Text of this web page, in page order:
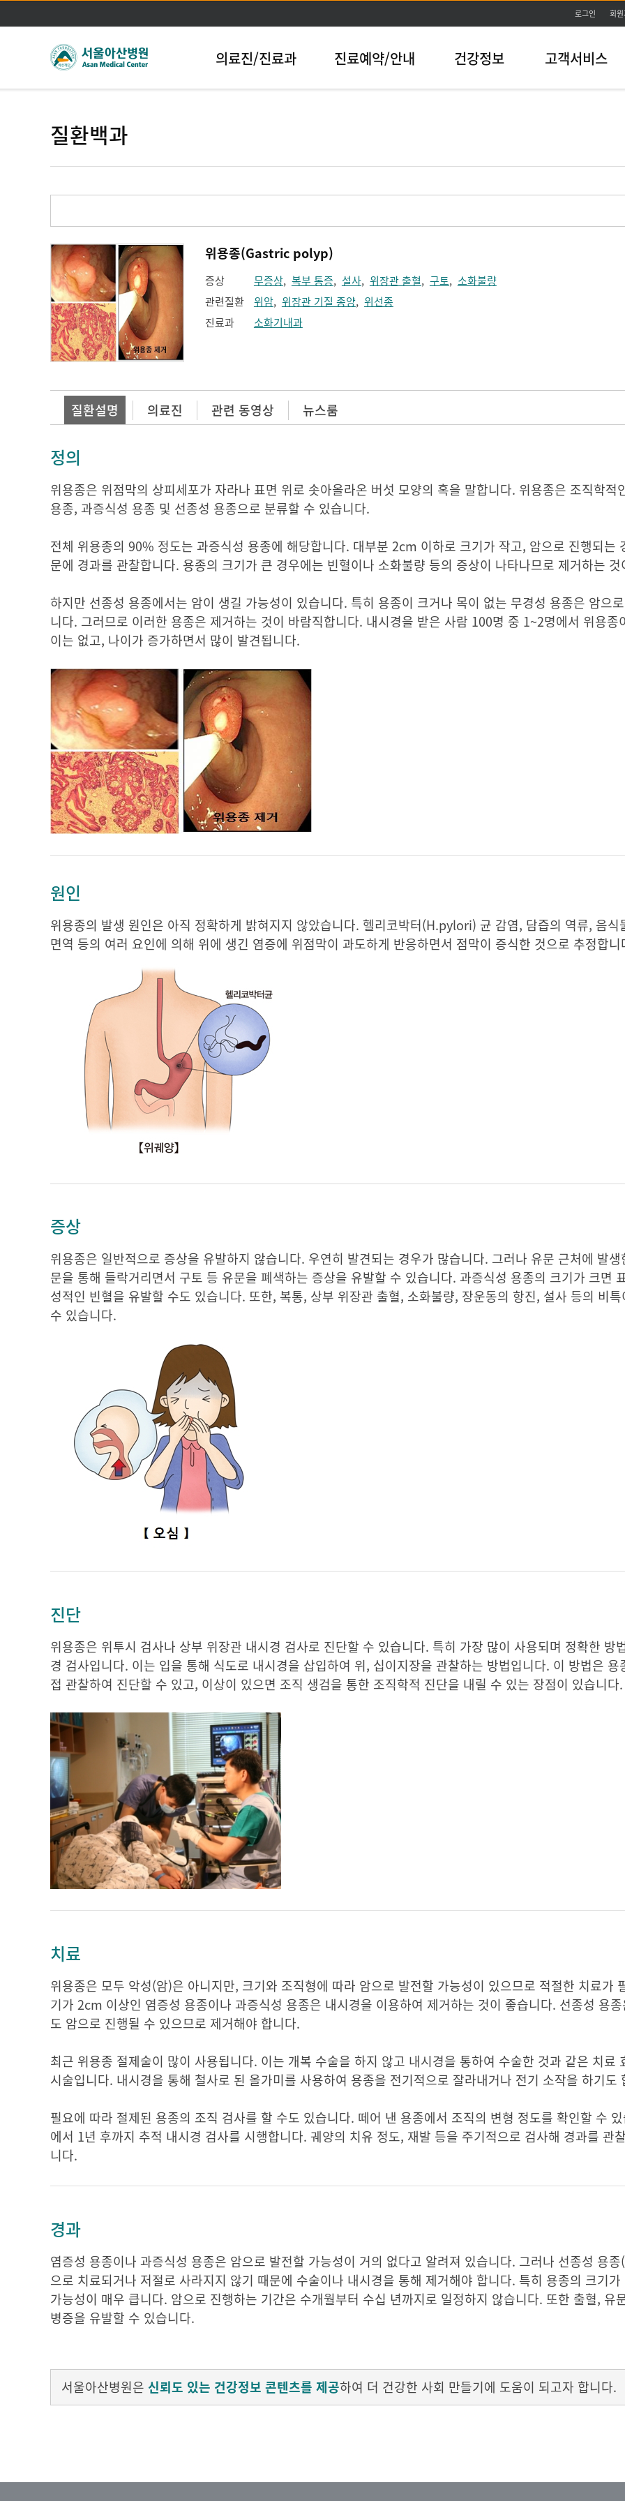
본문바로가기
로그인 회
의료진/진료과 진료예약/안내 건강정보 고객서비스
질환백과
위용종(Gastric polyp)
증상 무증상, 복부 통증, 설사, 위장관 출혈, 구토, 소화불량
관련질환
위암, 위장관 기질 종양, 위선종
진료과
소화기내과
질환설명 의료진 관련 동영상 뉴스룸
정의
위용종은 위점막의 상피세포가 자라나 표면 위로 솟아올라온 버섯 모양의 혹을 말합니다. 위용종은 조직학적
용종, 과증식성 용종 및 선종성 용종으로 분류할 수 있습니다.
전체 위용종의 90% 정도는 과증식성 용종에 해당합니다. 대부분 2cm 이하로 크기가 작고, 암으로 진행되는
문에 경과를 관찰합니다. 용종의 크기가 큰 경우에는 빈혈이나 소화불량 등의 증상이 나타나므로 제거하는
하지만 선종성 용종에서는 암이 생길 가능성이 있습니다. 특히 용종이 크거나 목이 없는 무경성 용종은 암으
니다. 그러므로 이러한 용종은 제거하는 것이 바람직합니다. 내시경을 받은 사람 100명 중 1~2명에서 위용종
이는 없고, 나이가 증가하면서 많이 발견됩니다.
원인
위용종의 발생 원인은 아직 정확하게 밝혀지지 않았습니다. 헬리코박터(H.pylori) 균 감염, 담즙의 역류, 음식
면역 등의 여러 요인에 의해 위에 생긴 염증에 위점막이 과도하게 반응하면서 점막이 증식한 것으로 추정합니
증상
위용종은 일반적으로 증상을 유발하지 않습니다. 우연히 발견되는 경우가 많습니다. 그러나 유문 근처에 발
문을 통해 들락거리면서 구토 등 유문을 폐색하는 증상을 유발할 수 있습니다. 과증식성 용종의 크기가 크면
성적인 빈혈을 유발할 수도 있습니다. 또한, 복통, 상부 위장관 출혈, 소화불량, 장운동의 항진, 설사 등의 비
수 있습니다.
진단
위용종은 위투시 검사나 상부 위장관 내시경 검사로 진단할 수 있습니다. 특히 가장 많이 사용되며 정확한 방
경 검사입니다. 이는 입을 통해 식도로 내시경을 삽입하여 위, 십이지장을 관찰하는 방법입니다. 이 방법은
접 관찰하여 진단할 수 있고, 이상이 있으면 조직 생검을 통한 조직학적 진단을 내릴 수 있는 장점이 있습니다.
치료
위용종은 모두 악성(암)은 아니지만, 크기와 조직형에 따라 암으로 발전할 가능성이 있으므로 적절한 치료가
기가 2cm 이상인 염증성 용종이나 과증식성 용종은 내시경을 이용하여 제거하는 것이 좋습니다. 선종성 용
도 암으로 진행될 수 있으므로 제거해야 합니다.
최근 위용종 절제술이 많이 사용됩니다. 이는 개복 수술을 하지 않고 내시경을 통하여 수술한 것과 같은 치료
시술입니다. 내시경을 통해 철사로 된 올가미를 사용하여 용종을 전기적으로 잘라내거나 전기 소작을 하기도
필요에 따라 절제된 용종의 조직 검사를 할 수도 있습니다. 떼어 낸 용종에서 조직의 변형 정도를 확인할 수
에서 1년 후까지 추적 내시경 검사를 시행합니다. 궤양의 치유 정도, 재발 등을 주기적으로 검사해 경과를 관
니다.
경과
염증성 용종이나 과증식성 용종은 암으로 발전할 가능성이 거의 없다고 알려져 있습니다. 그러나 선종성 용
으로 치료되거나 저절로 사라지지 않기 때문에 수술이나 내시경을 통해 제거해야 합니다. 특히 용종의 크기
가능성이 매우 큽니다. 암으로 진행하는 기간은 수개월부터 수십 년까지로 일정하지 않습니다. 또한 출혈, 유
병증을 유발할 수 있습니다.
서울아산병원은 신뢰도 있는 건강정보 콘텐츠를 제공하여 더 건강한 사회 만들기에 도움이 되고자 합니다.